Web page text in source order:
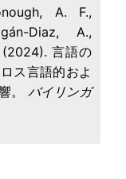
A. F.,
Diaz, A.,
(2024). 言語の
ス言語的およ
。 バイリンガ